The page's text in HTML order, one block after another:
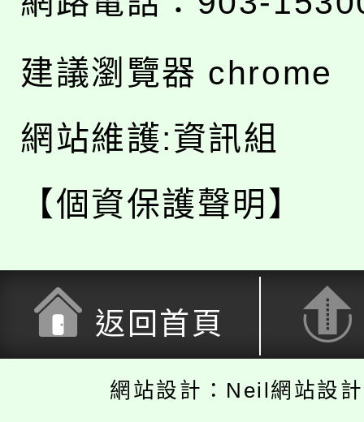
建議瀏覽器 chrome
網站維護:資訊組
【個資保護聲明】
返回首頁
網站設計：Neil網站設